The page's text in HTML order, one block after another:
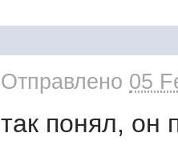
Отправлено 05
так понял, он